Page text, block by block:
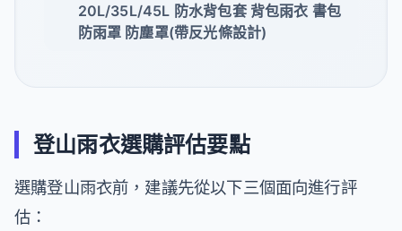
20L/35L/45L 防水背包套 背包雨衣 書包
防雨罩 防塵罩(帶反光條設計)
登山雨衣選購評估要點
選購登山雨衣前，建議先從以下三個面向進行評
估：